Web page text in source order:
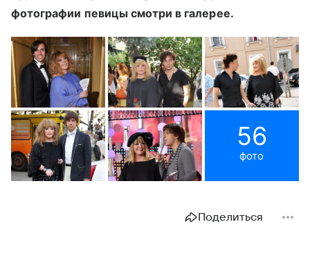
фотографии певицы смотри в галерее.
56
фото
Поделиться